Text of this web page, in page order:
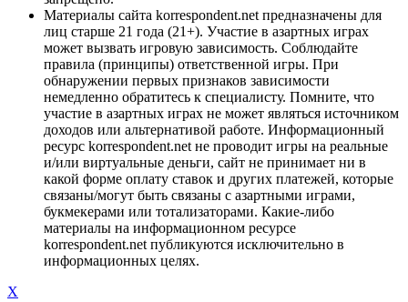
Материалы сайта korrespondent.net предназначены для
лиц старше 21 года (21+). Участие в азартных играх
может вызвать игровую зависимость. Соблюдайте
правила (принципы) ответственной игры. При
обнаружении первых признаков зависимости
немедленно обратитесь к специалисту. Помните, что
участие в азартных играх не может являться источником
доходов или альтернативой работе. Информационный
ресурс korrespondent.net не проводит игры на реальные
и/или виртуальные деньги, сайт не принимает ни в
какой форме оплату ставок и других платежей, которые
связаны/могут быть связаны с азартными играми,
букмекерами или тотализаторами. Какие-либо
материалы на информационном ресурсе
korrespondent.net публикуются исключительно в
информационных целях.
X